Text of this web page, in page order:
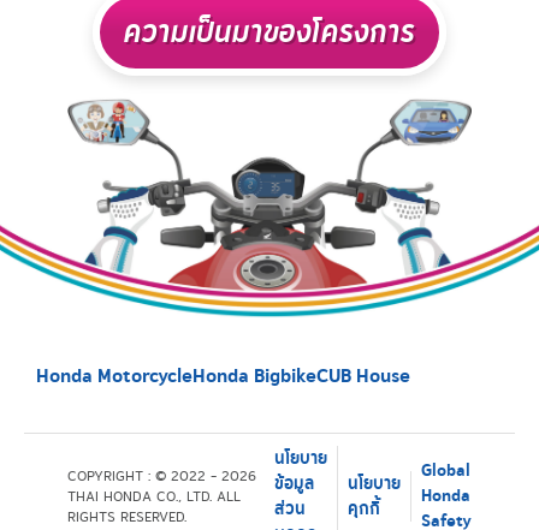
ความเป็นมาของโครงการ
Honda MotorcycleHonda BigbikeCUB House
COPYRIGHT : © 2022 - 2026
THAI HONDA CO., LTD. ALL
RIGHTS RESERVED.
นโยบาย
ข้อมูล
ส่วน
นโยบาย
คุกกี้
Global
Honda
Safety